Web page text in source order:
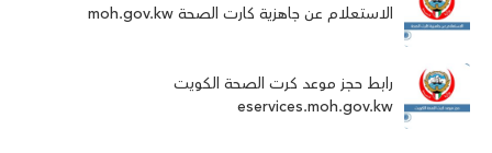
الاستعلام عن جاهزية كارت الصحة moh.gov.kw
رابط حجز موعد كرت الصحة الكويت
eservices.moh.gov.kw